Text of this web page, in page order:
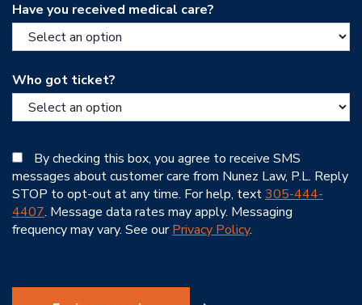
Have you received medical care?
Who got ticket?
By checking this box, you agree to receive SMS
messages about customer care from Nunez Law, P.L. Reply
STOP to opt-out at any time. For help, text305-444-
4407. Message data rates may apply. Messaging
frequency may vary. See ourPrivacy Policy.